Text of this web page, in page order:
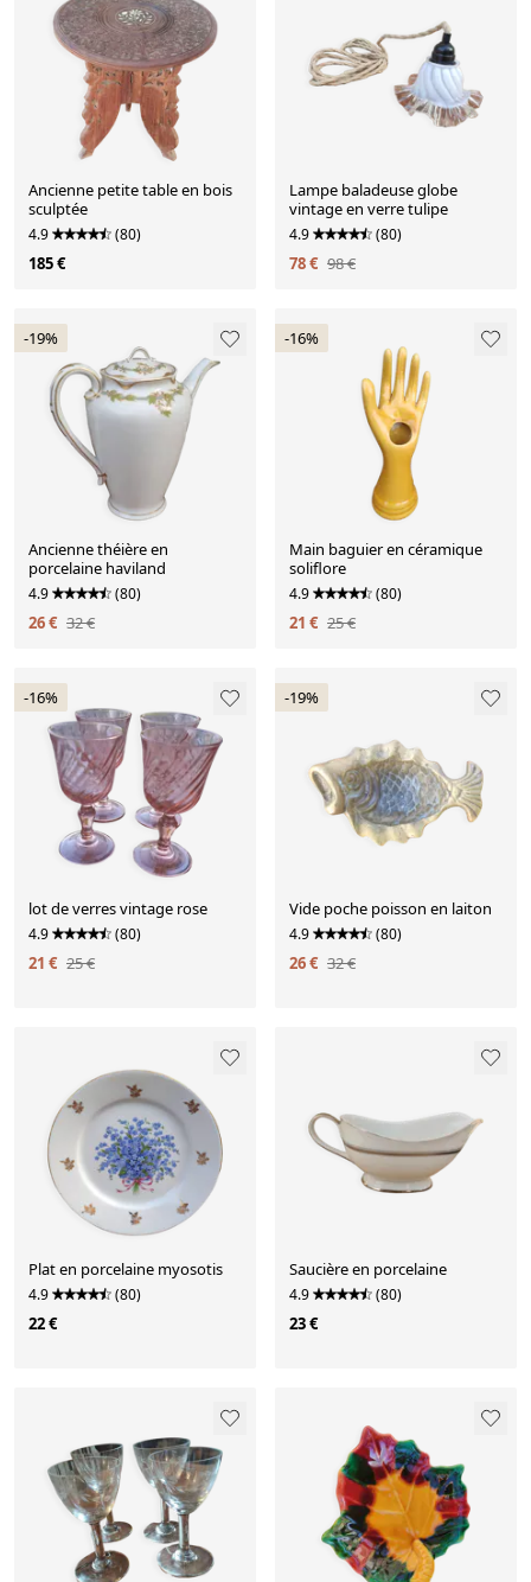
Ancienne petite table en bois
sculptée
4.9 (80)
185 €
Lampe baladeuse globe
vintage en verre tulipe
4.9 (80)
78 € 98 €
-19%
Ancienne théière en
porcelaine haviland
4.9 (80)
26 € 32 €
-16%
Main baguier en céramique
soliflore
4.9 (80)
21 € 25 €
-16%
lot de verres vintage rose
4.9 (80)
21 € 25 €
-19%
Vide poche poisson en laiton
4.9 (80)
26 € 32 €
Plat en porcelaine myosotis
4.9 (80)
22 €
Saucière en porcelaine
4.9 (80)
23 €